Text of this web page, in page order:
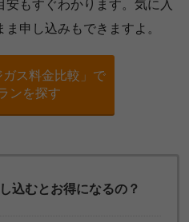
もすぐわかります。気に入
申し込みもできますよ。
ガス料金比較」で
ンを探す
込むとお得になるの？